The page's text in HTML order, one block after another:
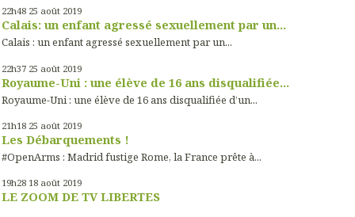
22h48 25 août 2019
Calais: un enfant agressé sexuellement par un...
Calais : un enfant agressé sexuellement par un...
22h37 25 août 2019
Royaume-Uni : une élève de 16 ans disqualifiée...
Royaume-Uni : une élève de 16 ans disqualifiée d’un...
21h18 25 août 2019
Les Débarquements !
#OpenArms : Madrid fustige Rome, la France prête à...
19h28 18 août 2019
LE ZOOM DE TV LIBERTES